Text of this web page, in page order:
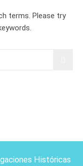
terms. Please try
Históricas